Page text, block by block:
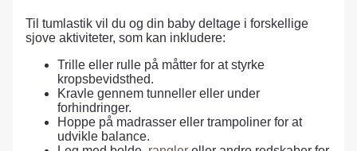
Til tumlastik vil du og din baby deltage i forskellige
sjove aktiviteter, som kan inkludere:
Trille eller rulle på måtter for at styrke
kropsbevidsthed.
Kravle gennem tunneller eller under
forhindringer.
Hoppe på madrasser eller trampoliner for at
udvikle balance.